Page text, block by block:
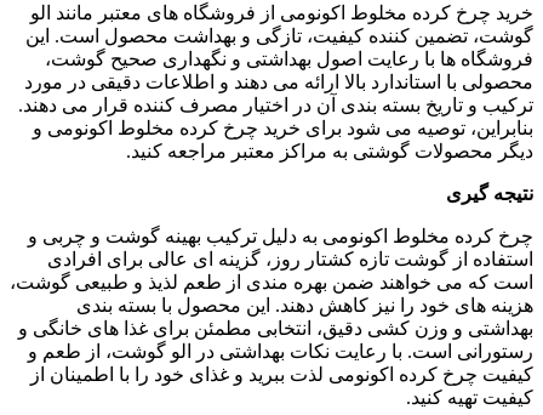
خرید چرخ کرده مخلوط اکونومی از فروشگاه‌ های معتبر مانند الو
گوشت، تضمین‌ کننده کیفیت، تازگی و بهداشت محصول است. این
فروشگاه‌ ها با رعایت اصول بهداشتی و نگهداری صحیح گوشت،
محصولی با استاندارد بالا ارائه می‌ دهند و اطلاعات دقیقی در مورد
ترکیب و تاریخ بسته‌ بندی آن در اختیار مصرف‌ کننده قرار می‌ دهند.
بنابراین، توصیه می‌ شود برای خرید چرخ کرده مخلوط اکونومی و
دیگر محصولات گوشتی به مراکز معتبر مراجعه کنید.
نتیجه‌ گیری
چرخ کرده مخلوط اکونومی به دلیل ترکیب بهینه گوشت و چربی و
استفاده از گوشت تازه کشتار روز، گزینه‌ ای عالی برای افرادی
است که می‌ خواهند ضمن بهره‌ مندی از طعم لذیذ و طبیعی گوشت،
هزینه‌ های خود را نیز کاهش دهند. این محصول با بسته‌ بندی
بهداشتی و وزن‌ کشی دقیق، انتخابی مطمئن برای غذا های خانگی و
رستورانی است. با رعایت نکات بهداشتی در الو گوشت، از طعم و
کیفیت چرخ کرده اکونومی لذت ببرید و غذای خود را با اطمینان از
کیفیت تهیه کنید.